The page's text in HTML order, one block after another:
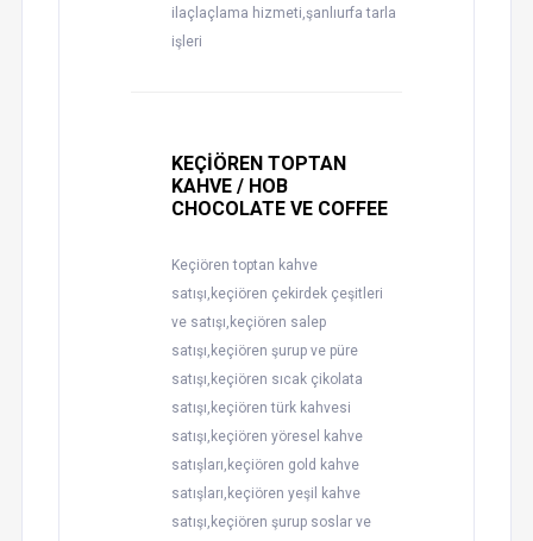
ilaçlaçlama hizmeti,şanlıurfa tarla
işleri
KEÇİÖREN TOPTAN
KAHVE / HOB
CHOCOLATE VE COFFEE
Keçiören toptan kahve
satışı,keçiören çekirdek çeşitleri
ve satışı,keçiören salep
satışı,keçiören şurup ve püre
satışı,keçiören sıcak çikolata
satışı,keçiören türk kahvesi
satışı,keçiören yöresel kahve
satışları,keçiören gold kahve
satışları,keçiören yeşil kahve
satışı,keçiören şurup soslar ve